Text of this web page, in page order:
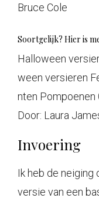
Bruce Cole
Soortgelijk? Hier is
Halloween
ween versieren
nten Pompoenen
Door: Laura
Invoering
Ik heb de neiging
versie van een